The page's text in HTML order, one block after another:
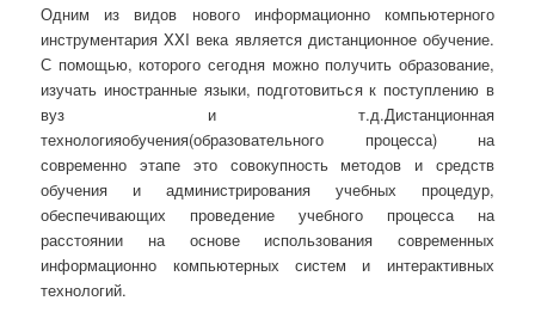
Одним из видов нового информационно компьютерного
инструментария XXI века является дистанционное обучение.
С помощью, которого сегодня можно получить образование,
изучать иностранные языки, подготовиться к поступлению в
вуз и т.д.Дистанционная
технологияобучения(образовательного процесса) на
современно этапе это совокупность методов и средств
обучения и администрирования учебных процедур,
обеспечивающих проведение учебного процесса на
расстоянии на основе использования современных
информационно компьютерных систем и интерактивных
технологий.